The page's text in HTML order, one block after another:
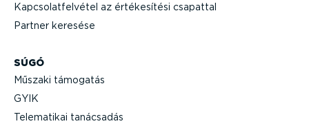
Kapcso­lat­fel­vétel az értéke­sítési csapattal
Partner keresése
SÚGÓ
Műszaki támogatás
GYIK
Telematikai tanácsadás